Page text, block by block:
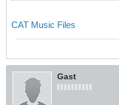
CAT Music Files
Gast